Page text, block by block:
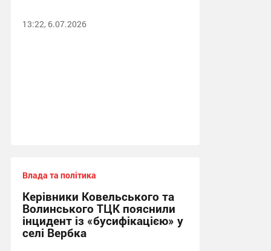
13:22, 6.07.2026
Влада та політика
Керівники Ковельського та
Волинського ТЦК пояснили
інцидент із «бусифікацією» у
селі Вербка